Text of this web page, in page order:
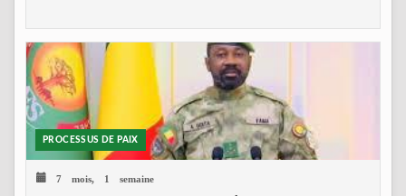
PROCESSUS DE PAIX
7 mois, 1 semaine